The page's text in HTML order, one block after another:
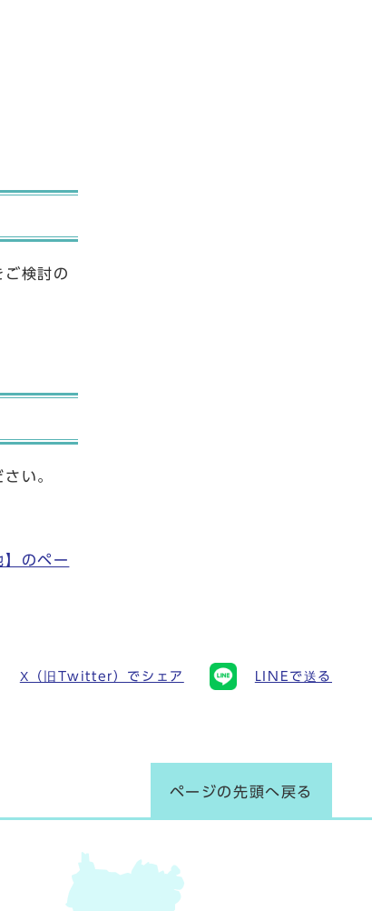
検討の
い。
のペー
X（旧Twitter）でシェア LINEで送る
ページの先頭へ戻る